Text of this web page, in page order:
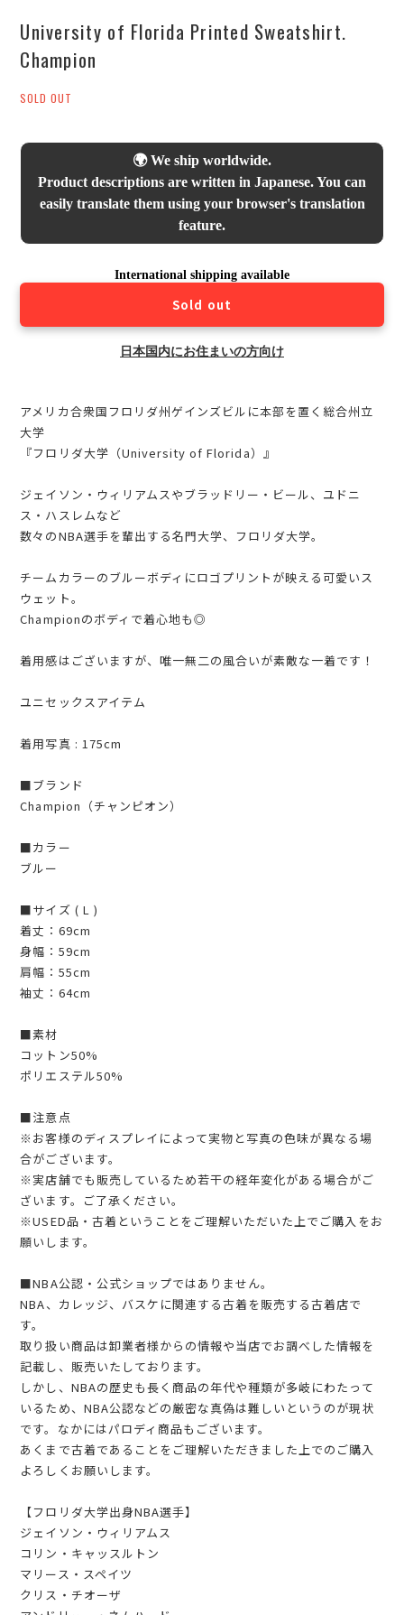
University of Florida Printed Sweatshirt.
Champion
SOLD OUT
🌍 We ship worldwide.
Product descriptions are written in Japanese. You can
easily translate them using your browser's translation
feature.
International shipping available
Sold out
日本国内にお住まいの方向け
アメリカ合衆国フロリダ州ゲインズビルに本部を置く総合州立
大学
『フロリダ大学（University of Florida）』
ジェイソン・ウィリアムスやブラッドリー・ビール、ユドニ
ス・ハスレムなど
数々のNBA選手を輩出する名門大学、フロリダ大学。
チームカラーのブルーボディにロゴプリントが映える可愛いス
ウェット。
Championのボディで着心地も◎
着用感はございますが、唯一無二の風合いが素敵な一着です！
ユニセックスアイテム
着用写真 : 175cm
■ブランド
Champion（チャンピオン）
■カラー
ブルー
■サイズ ( L )
着丈：69cm
身幅：59cm
肩幅：55cm
袖丈：64cm
■素材
コットン50%
ポリエステル50%
■注意点
※お客様のディスプレイによって実物と写真の色味が異なる場
合がございます。
※実店舗でも販売しているため若干の経年変化がある場合がご
ざいます。ご了承ください。
※USED品・古着ということをご理解いただいた上でご購入をお
願いします。
■NBA公認・公式ショップではありません。
NBA、カレッジ、バスケに関連する古着を販売する古着店で
す。
取り扱い商品は卸業者様からの情報や当店でお調べした情報を
記載し、販売いたしております。
しかし、NBAの歴史も長く商品の年代や種類が多岐にわたって
いるため、NBA公認などの厳密な真偽は難しいというのが現状
です。なかにはパロディ商品もございます。
あくまで古着であることをご理解いただきました上でのご購入
よろしくお願いします。
【フロリダ大学出身NBA選手】
ジェイソン・ウィリアムス
コリン・キャッスルトン
マリース・スペイツ
クリス・チオーザ